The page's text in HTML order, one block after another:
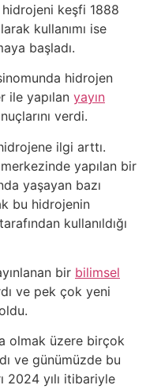
hidrojeni keşfi 1888
kullanımı ise
başladı.
hidrojen
ile yapılan yayın
verdi.
ilgi arttı.
yapılan bir
yaşayan bazı
bu hidrojenin
kullanıldığı
bir bilimsel
ve pek çok yeni
olmak üzere birçok
ve günümüzde bu
2024 yılı itibariyle